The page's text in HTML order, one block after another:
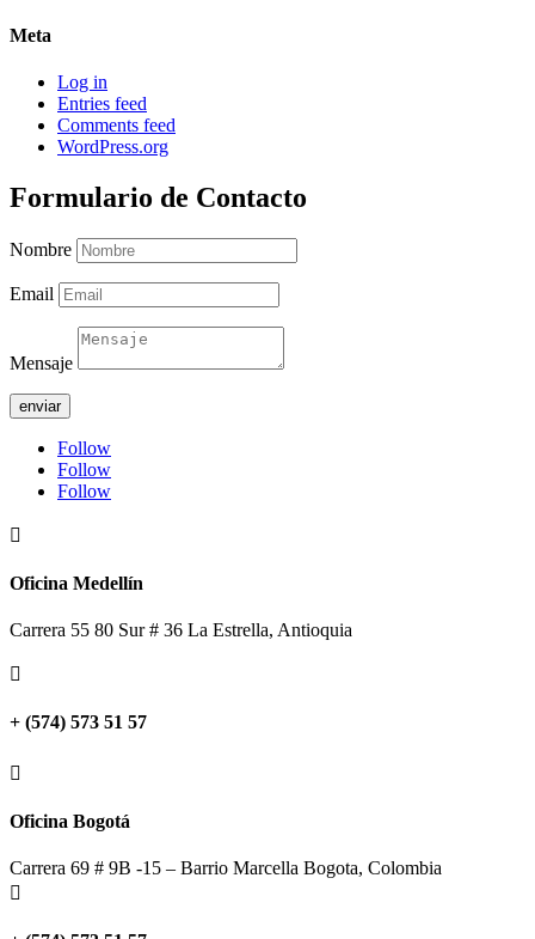
Meta
Log in
Entries feed
Comments feed
WordPress.org
Formulario de Contacto
Nombre
Email
Mensaje
enviar
Follow
Follow
Follow

Oficina Medellín
Carrera 55 80 Sur # 36 La Estrella, Antioquia

+ (574) 573 51 57

Oficina Bogotá
Carrera 69 # 9B -15 – Barrio Marcella Bogota, Colombia
